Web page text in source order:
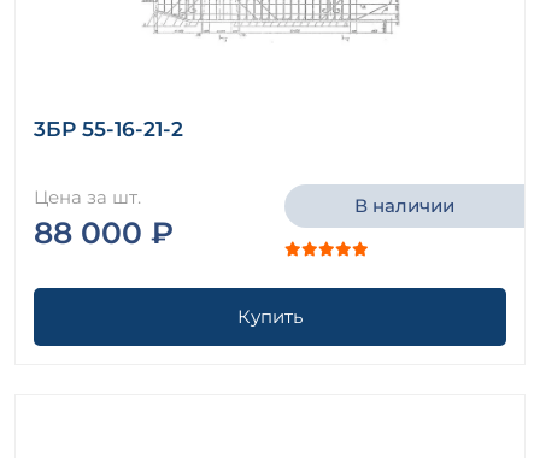
3БР 55-16-21-2
Цена за шт.
88 000 ₽
В наличии
Купить